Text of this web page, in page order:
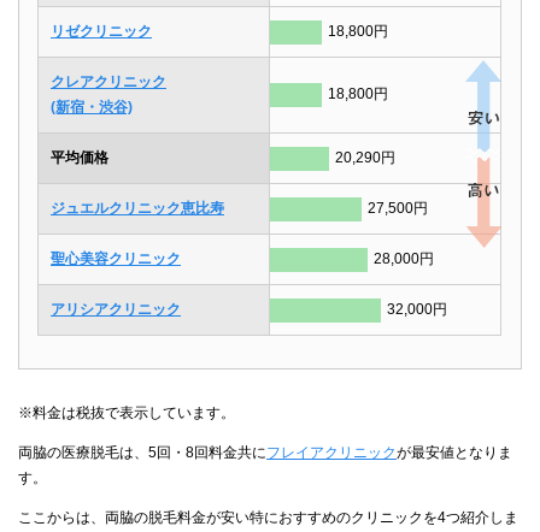
リゼクリニック 18,800円
クレアクリニック
(新宿・渋谷)
18,800円
平均価格 20,290円
ジュエルクリニック恵比寿 27,500円
聖心美容クリニック 28,000円
アリシアクリニック 32,000円
※料金は税抜で表示しています。
両脇の医療脱毛は、5回・8回料金共にフレイアクリニックが最安値となりま
す。
ここからは、両脇の脱毛料金が安い特におすすめのクリニックを4つ紹介しま